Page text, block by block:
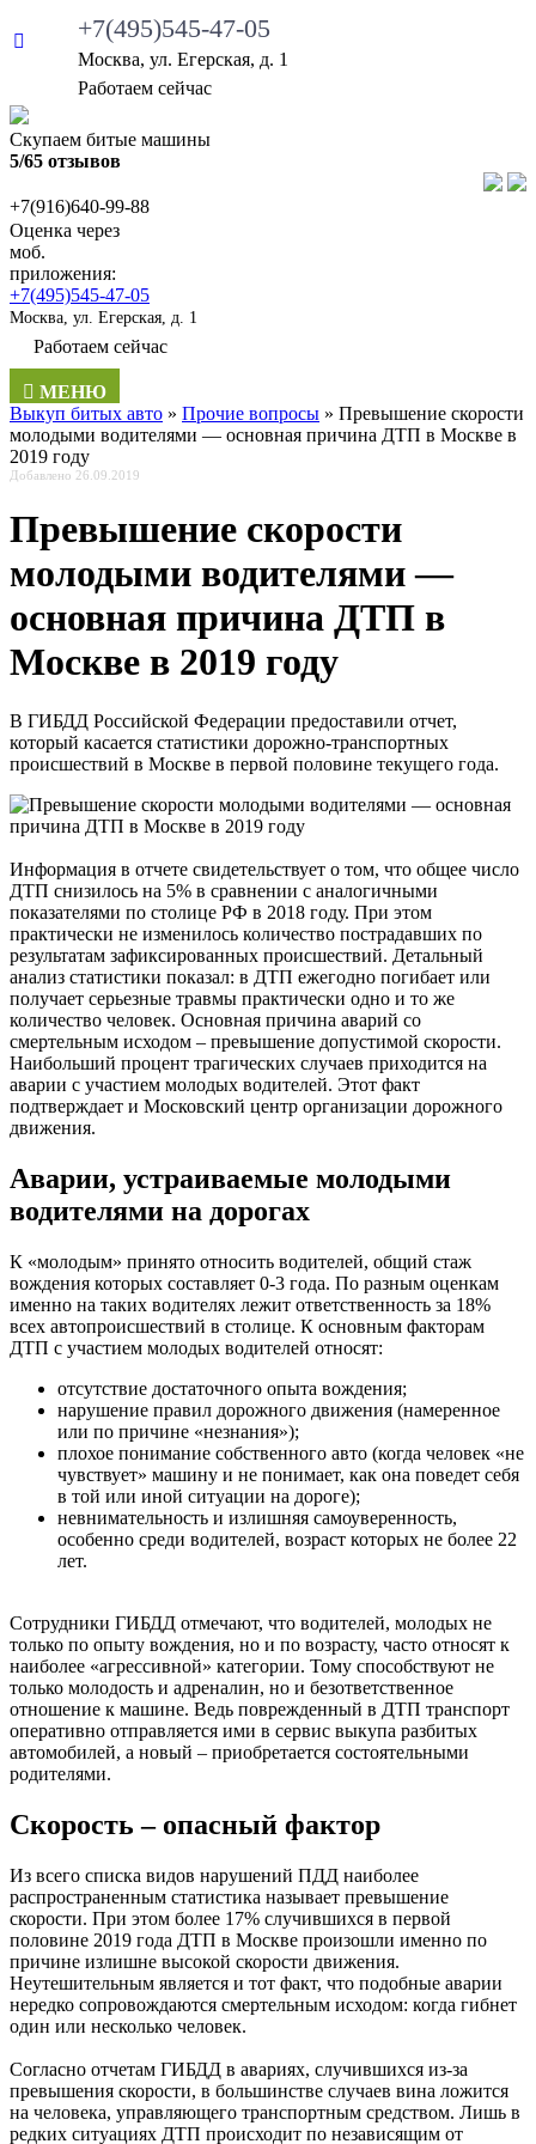
+7(495)545-47-05
Москва, ул. Егерская, д. 1
Работаем сейчас
Скупаем битые машины
5/65 отзывов
+7(916)640-99-88
Оценка через
моб.
приложения:
+7(495)545-47-05
Москва, ул. Егерская, д. 1
Работаем сейчас
МЕНЮ
Выкуп битых авто » Прочие вопросы » Превышение скорости
молодыми водителями — основная причина ДТП в Москве в
2019 году
Добавлено 26.09.2019
Превышение скорости
молодыми водителями —
основная причина ДТП в
Москве в 2019 году
В ГИБДД Российской Федерации предоставили отчет,
который касается статистики дорожно-транспортных
происшествий в Москве в первой половине текущего года.
Информация в отчете свидетельствует о том, что общее число
ДТП снизилось на 5% в сравнении с аналогичными
показателями по столице РФ в 2018 году. При этом
практически не изменилось количество пострадавших по
результатам зафиксированных происшествий. Детальный
анализ статистики показал: в ДТП ежегодно погибает или
получает серьезные травмы практически одно и то же
количество человек. Основная причина аварий со
смертельным исходом – превышение допустимой скорости.
Наибольший процент трагических случаев приходится на
аварии с участием молодых водителей. Этот факт
подтверждает и Московский центр организации дорожного
движения.
Аварии, устраиваемые молодыми
водителями на дорогах
К «молодым» принято относить водителей, общий стаж
вождения которых составляет 0-3 года. По разным оценкам
именно на таких водителях лежит ответственность за 18%
всех автопроисшествий в столице. К основным факторам
ДТП с участием молодых водителей относят:
отсутствие достаточного опыта вождения;
нарушение правил дорожного движения (намеренное
или по причине «незнания»);
плохое понимание собственного авто (когда человек «не
чувствует» машину и не понимает, как она поведет себя
в той или иной ситуации на дороге);
невнимательность и излишняя самоуверенность,
особенно среди водителей, возраст которых не более 22
лет.
Сотрудники ГИБДД отмечают, что водителей, молодых не
только по опыту вождения, но и по возрасту, часто относят к
наиболее «агрессивной» категории. Тому способствуют не
только молодость и адреналин, но и безответственное
отношение к машине. Ведь поврежденный в ДТП транспорт
оперативно отправляется ими в сервис выкупа разбитых
автомобилей, а новый – приобретается состоятельными
родителями.
Скорость – опасный фактор
Из всего списка видов нарушений ПДД наиболее
распространенным статистика называет превышение
скорости. При этом более 17% случившихся в первой
половине 2019 года ДТП в Москве произошли именно по
причине излишне высокой скорости движения.
Неутешительным является и тот факт, что подобные аварии
нередко сопровождаются смертельным исходом: когда гибнет
один или несколько человек.
Согласно отчетам ГИБДД в авариях, случившихся из-за
превышения скорости, в большинстве случаев вина ложится
на человека, управляющего транспортным средством. Лишь в
редких ситуациях ДТП происходит по независящим от